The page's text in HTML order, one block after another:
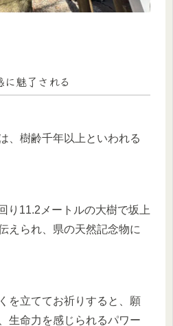
魅了される
、樹齢千年以上といわれる
り11.2メートルの大樹で坂上
えられ、県の天然記念物に
を立ててお祈りすると、願
生命力を感じられるパワー